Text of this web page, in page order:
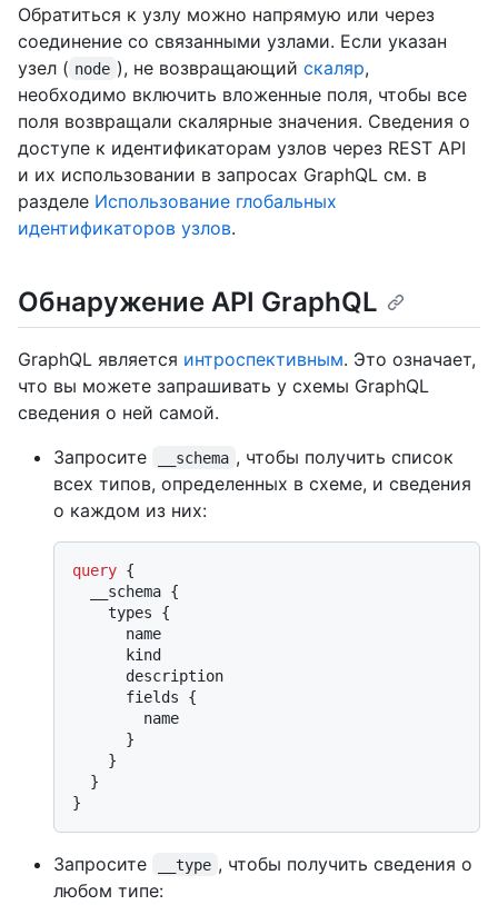
Обратиться к узлу можно напрямую или через
соединение со связанными узлами. Если указан
узел ( node ), не возвращающий скаляр,
необходимо включить вложенные поля, чтобы все
поля возвращали скалярные значения. Сведения о
доступе к идентификаторам узлов через REST API
и их использовании в запросах GraphQL см. в
разделе Использование глобальных
идентификаторов узлов.
Обнаружение API GraphQL
GraphQL является интроспективным. Это означает,
что вы можете запрашивать у схемы GraphQL
сведения о ней самой.
Запросите
__schema , чтобы получить список
всех типов, определенных в схеме, и сведения
о каждом из них:
query {
  __schema
{
    types
{
      fields
{
}
}
}
}
Запросите __type , чтобы получить сведения о
любом типе: